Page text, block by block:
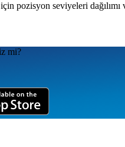
pozisyon seviyeleri dağılımı
mi?